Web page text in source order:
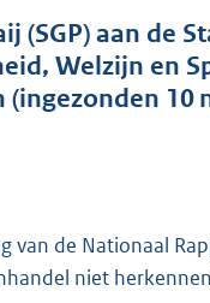
t
a
n
o
o
(SGP) aan de
Welzijn en
10
van de Nationaal
niet